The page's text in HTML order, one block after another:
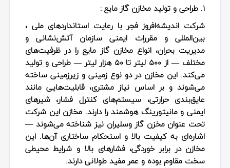
۱. طراحی و تولید مخازن گاز مایع :
شرکت اندیشه‌افروز فجر با رعایت استانداردهای ملی ،
بین‌المللی و مقررات ایمنی سازمان آتش‌نشانی و
مدیریت بحران، انواع مخازن گاز مایع را در ظرفیت‌های
مختلف — از ۵۰۰ لیتر تا ۵۰ هزار لیتر — طراحی و تولید
می‌کند. این مخازن در دو نوع زمینی و زیرزمینی ساخته
می‌شوند و بر اساس نیاز مشتری، قابلیت‌هایی مانند
عایق‌بندی حرارتی، سیستم‌های کنترل فشار، شیرهای
ایمنی و مانیتورینگ هوشمند را دارند. مخازن این شرکت
تحت عنوان مخزن گاز وسلیران نیز شناخته می‌شوند —
اشاره‌ای به کیفیت بالا و استحکام ساختاری آن‌ها. این
مخازن در برابر خوردگی، فشارهای بالا و شرایط محیطی
سخت مقاوم بوده و عمر مفید طولانی دارند.